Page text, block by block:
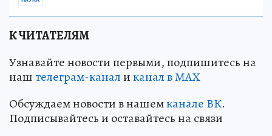
К ЧИТАТЕЛЯМ
Узнавайте новости первыми, подпишитесь на
наштелеграм-каналиканал в МАХ
Обсуждаем новости в нашемканале ВК.
Подписывайтесь и оставайтесь на связи